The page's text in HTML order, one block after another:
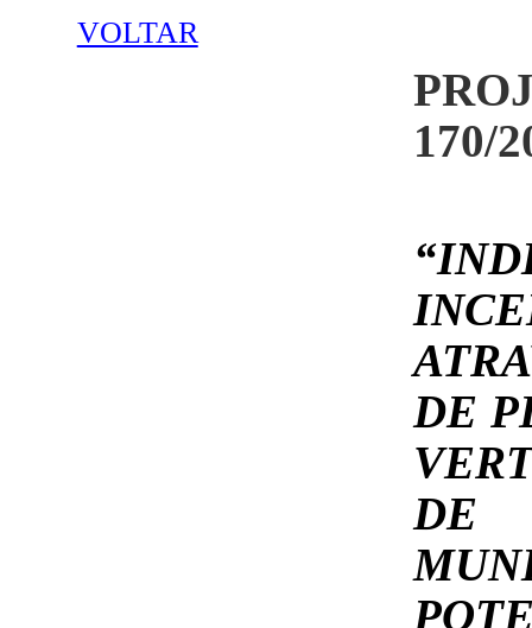
VOLTAR
170/
DE